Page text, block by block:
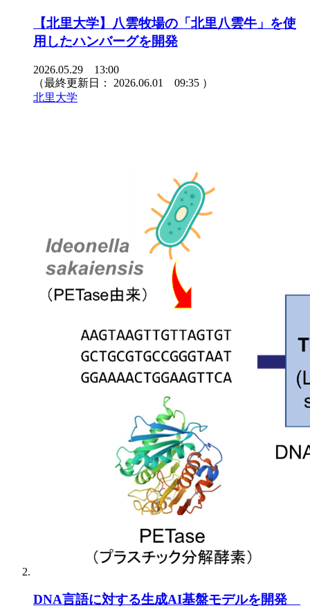
【北里大学】八雲牧場の「北里八雲牛」を使
用したハンバーグを開発
2026.05.29 13:00
（最終更新日： 2026.06.01 09:35 ）
北里大学
DNA言語に対する生成AI基盤モデルを開発